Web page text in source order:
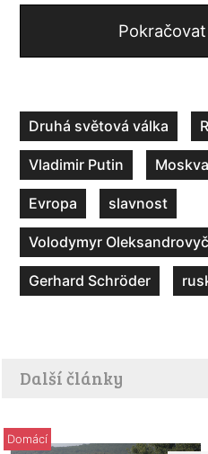
Druhá světová válka
Vladimir Putin Moskva
Evropa slavnost
Volodymyr
Gerhard Schröder
Další články
Domácí